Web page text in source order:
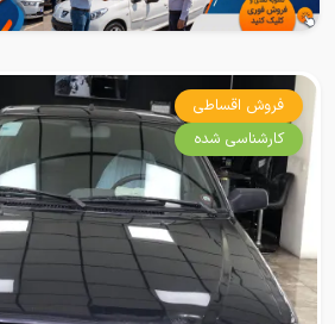
فروش اقساطی
کارشناسی شده